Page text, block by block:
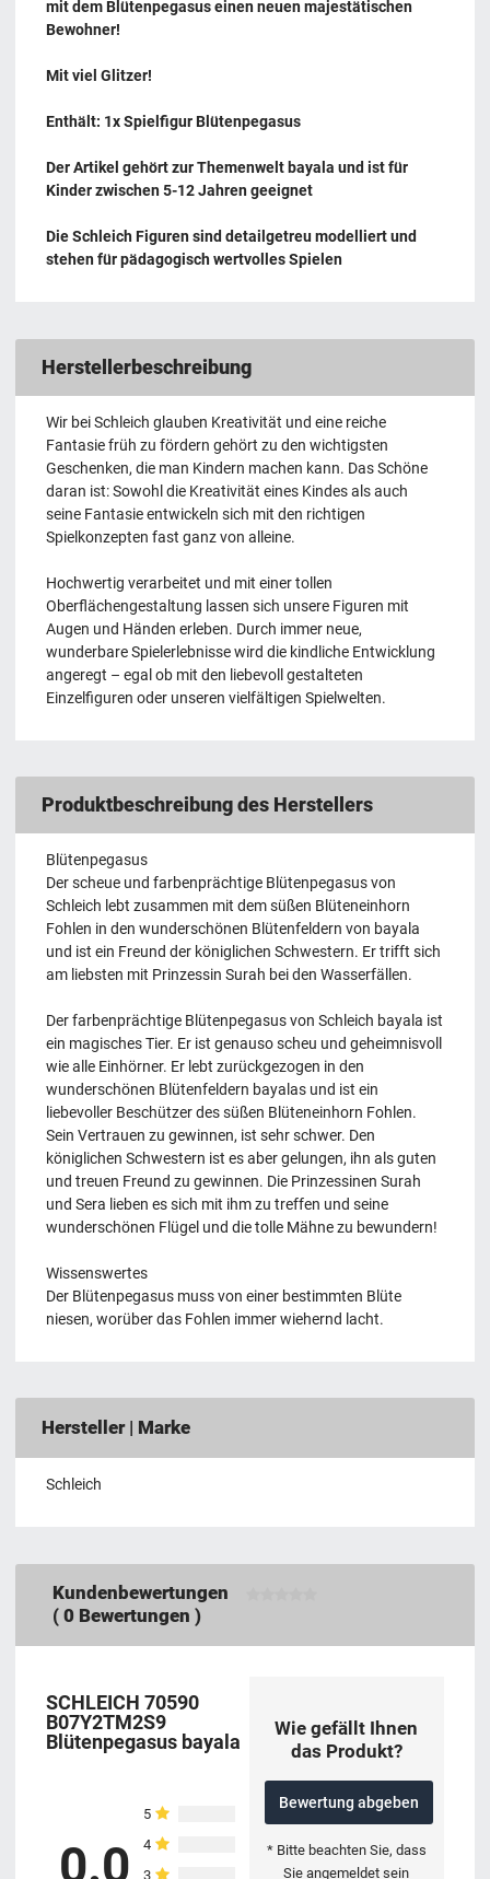
mit dem Blütenpegasus einen neuen majestätischen
Bewohner!
Mit viel Glitzer!
Enthält: 1x Spielfigur Blütenpegasus
Der Artikel gehört zur Themenwelt bayala und ist für
Kinder zwischen 5-12 Jahren geeignet
Die Schleich Figuren sind detailgetreu modelliert und
stehen für pädagogisch wertvolles Spielen
Herstellerbeschreibung
Wir bei Schleich glauben Kreativität und eine reiche
Fantasie früh zu fördern gehört zu den wichtigsten
Geschenken, die man Kindern machen kann. Das Schöne
daran ist: Sowohl die Kreativität eines Kindes als auch
seine Fantasie entwickeln sich mit den richtigen
Spielkonzepten fast ganz von alleine.
Hochwertig verarbeitet und mit einer tollen
Oberflächengestaltung lassen sich unsere Figuren mit
Augen und Händen erleben. Durch immer neue,
wunderbare Spielerlebnisse wird die kindliche Entwicklung
angeregt – egal ob mit den liebevoll gestalteten
Einzelfiguren oder unseren vielfältigen Spielwelten.
Produktbeschreibung des Herstellers
Blütenpegasus
Der scheue und farbenprächtige Blütenpegasus von
Schleich lebt zusammen mit dem süßen Blüteneinhorn
Fohlen in den wunderschönen Blütenfeldern von bayala
und ist ein Freund der königlichen Schwestern. Er trifft sich
am liebsten mit Prinzessin Surah bei den Wasserfällen.
Der farbenprächtige Blütenpegasus von Schleich bayala ist
ein magisches Tier. Er ist genauso scheu und geheimnisvoll
wie alle Einhörner. Er lebt zurückgezogen in den
wunderschönen Blütenfeldern bayalas und ist ein
liebevoller Beschützer des süßen Blüteneinhorn Fohlen.
Sein Vertrauen zu gewinnen, ist sehr schwer. Den
königlichen Schwestern ist es aber gelungen, ihn als guten
und treuen Freund zu gewinnen. Die Prinzessinen Surah
und Sera lieben es sich mit ihm zu treffen und seine
wunderschönen Flügel und die tolle Mähne zu bewundern!
Wissenswertes
Der Blütenpegasus muss von einer bestimmten Blüte
niesen, worüber das Fohlen immer wiehernd lacht.
Hersteller | Marke
Schleich
Kundenbewertungen
( 0 Bewertungen )
SCHLEICH 70590
B07Y2TM2S9
Blütenpegasus bayala
0.0
5
4
3
Wie gefällt Ihnen
das Produkt?
Bewertung abgeben
* Bitte beachten Sie, dass
Sie angemeldet sein